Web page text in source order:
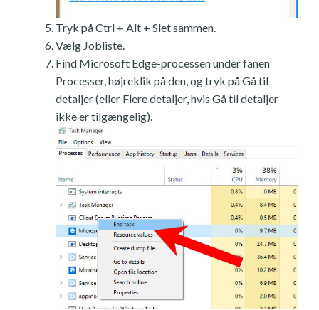
Tryk på Ctrl + Alt + Slet sammen.
Vælg Jobliste.
Find Microsoft Edge-processen under fanen
Processer, højreklik på den, og tryk på Gå til
detaljer (eller Flere detaljer, hvis Gå til detaljer
ikke er tilgængelig).